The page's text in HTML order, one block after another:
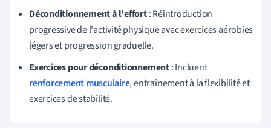
Déconditionnement à l'effort: Réintroduction
progressive de l'activité physique avec exercices aérobies
légers et progression graduelle.
Exercices pour déconditionnement: Incluent
renforcement musculaire, entraînement à la flexibilité et
exercices de stabilité.